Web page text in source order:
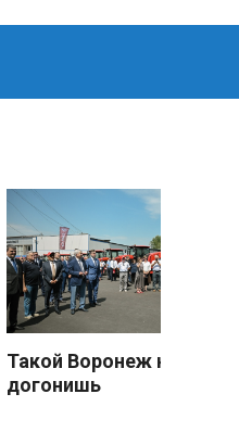
Такой Воронеж не
догонишь